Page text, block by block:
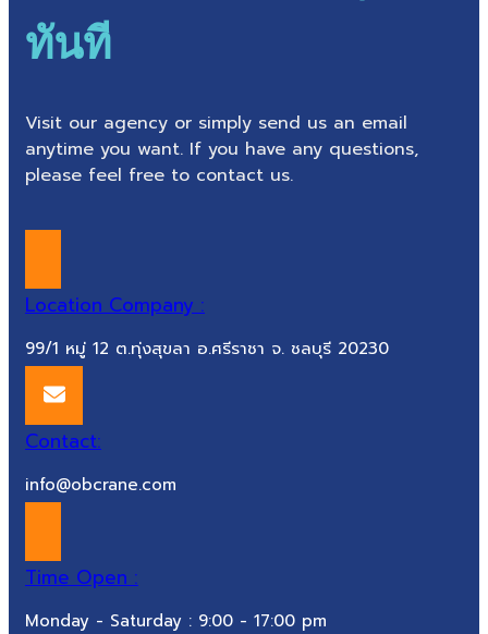
ทันที
Visit our agency or simply send us an email
anytime you want. If you have any questions,
please feel free to contact us.
Location Company :
99/1 หมู่ 12 ต.ทุ่งสุขลา อ.ศรีราชา จ. ชลบุรี 20230
Contact:
info@obcrane.com
Time Open :
Monday - Saturday : 9:00 - 17:00 pm